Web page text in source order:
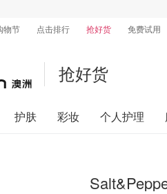
物节 点击排行 抢好货 免费试用
抢好货
护肤 彩妆 个人护理